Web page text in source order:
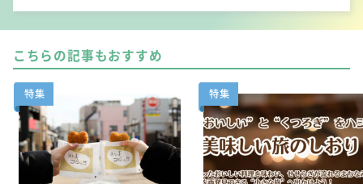
こちらの記事もおすすめ
特集 特集